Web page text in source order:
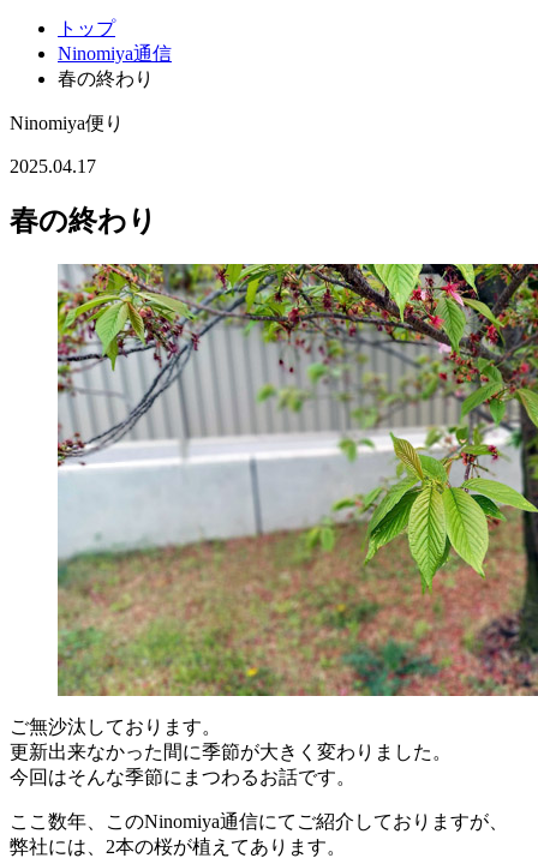
トップ
Ninomiya通信
春の終わり
Ninomiya便り
2025.04.17
春の終わり
ご無沙汰しております。
更新出来なかった間に季節が大きく変わりました。
今回はそんな季節にまつわるお話です。
ここ数年、このNinomiya通信にてご紹介しておりますが、
弊社には、2本の桜が植えてあります。